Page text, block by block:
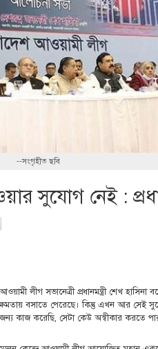
--সংগৃহীত ছবি
সুযোগ নেই :
লীগ সভানেত্রী প্রধানমন্ত্রী শেখ হাসিনা
বসাতে পেরেছে। কিন্তু এখন আর সেই
কাজ করেছি, সেটা কেউ অস্বীকার করতে